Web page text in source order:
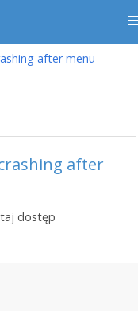
after menu
after
dostęp